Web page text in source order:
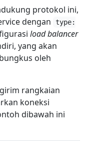
protokol ini,
dengan
type:
load balancer
yang akan
oleh
rangkaian
koneksi
dibawah ini